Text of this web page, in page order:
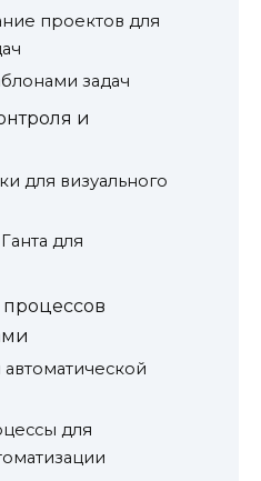
проектов для
задач
и
для визуального
для
для